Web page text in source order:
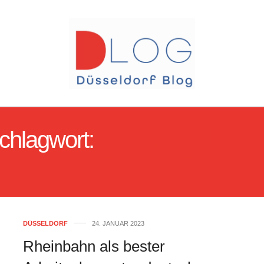
DÜSSELDORF 24. JANUAR 2023
Rheinbahn als bester